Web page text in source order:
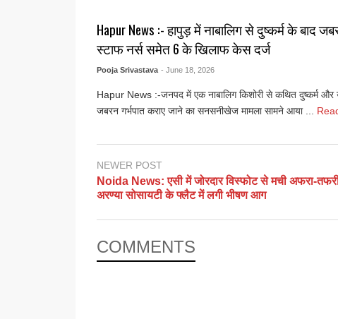
Hapur News :- हापुड़ में नाबालिग से दुष्कर्म के बाद
स्टाफ नर्स समेत 6 के खिलाफ केस दर्ज
Pooja Srivastava - June 18, 2026
Hapur News :-जनपद में एक नाबालिग किशोरी से कथित दुष्कर्म और
जबरन गर्भपात कराए जाने का सनसनीखेज मामला सामने आया ...
NEWER POST
Noida News: एसी में जोरदार विस्फोट से मची अफरा-
अरण्या सोसायटी के फ्लैट में लगी भीषण आग
COMMENTS